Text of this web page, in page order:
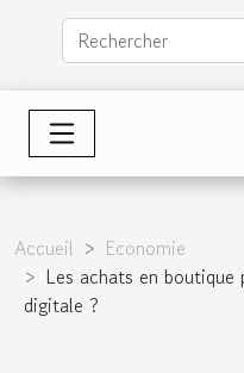
Accueil
Economie
Les achats en boutique
digitale ?